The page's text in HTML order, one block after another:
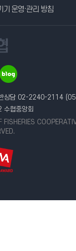
기 운영·관리 방침
상담 02-2240-2114
수협중앙회